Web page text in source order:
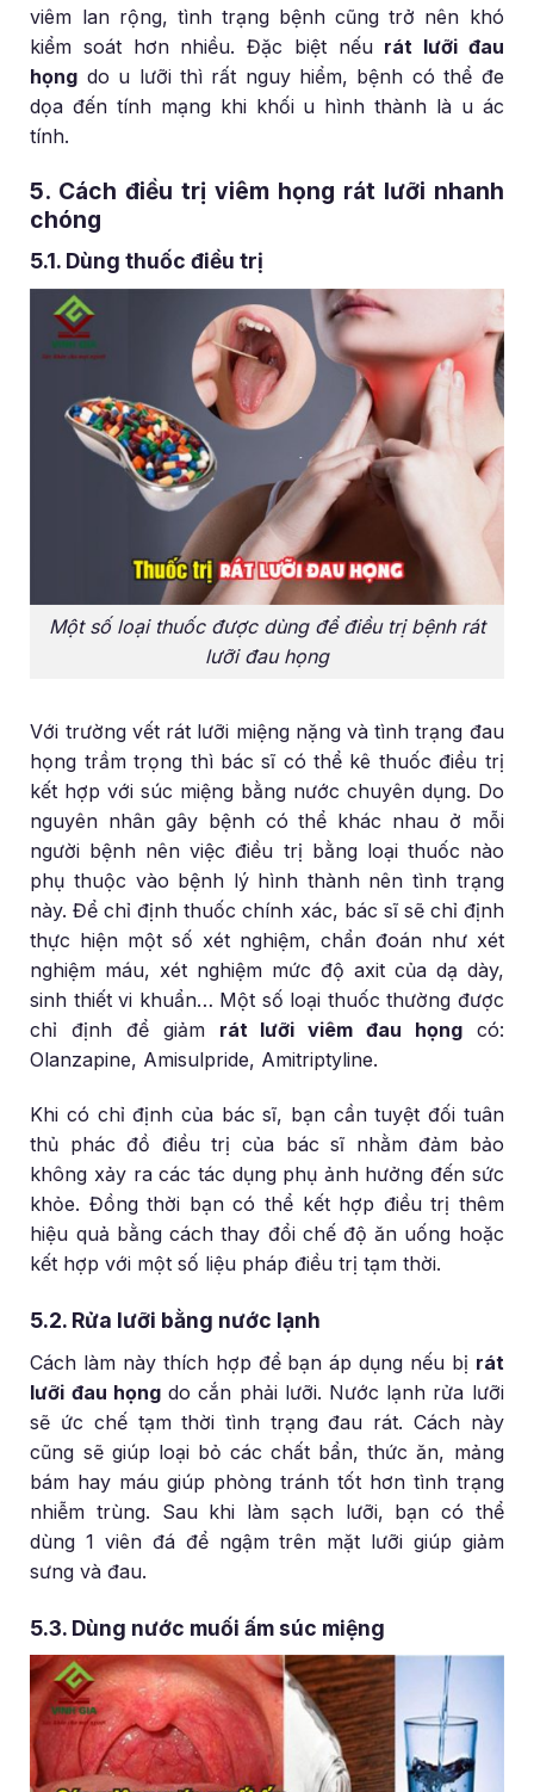
viêm lan rộng, tình trạng bệnh cũng trở nên khó
kiểm soát hơn nhiều. Đặc biệt nếu rát lưỡi đau
họng do u lưỡi thì rất nguy hiểm, bệnh có thể đe
dọa đến tính mạng khi khối u hình thành là u ác
tính.
5. Cách điều trị viêm họng rát lưỡi nhanh
chóng
5.1. Dùng thuốc điều trị
Một số loại thuốc được dùng để điều trị bệnh rát
lưỡi đau họng
Với trường vết rát lưỡi miệng nặng và tình trạng đau
họng trầm trọng thì bác sĩ có thể kê thuốc điều trị
kết hợp với súc miệng bằng nước chuyên dụng. Do
nguyên nhân gây bệnh có thể khác nhau ở mỗi
người bệnh nên việc điều trị bằng loại thuốc nào
phụ thuộc vào bệnh lý hình thành nên tình trạng
này. Để chỉ định thuốc chính xác, bác sĩ sẽ chỉ định
thực hiện một số xét nghiệm, chẩn đoán như xét
nghiệm máu, xét nghiệm mức độ axit của dạ dày,
sinh thiết vi khuẩn… Một số loại thuốc thường được
chỉ định để giảm rát lưỡi viêm đau họngcó:
Olanzapine, Amisulpride, Amitriptyline.
Khi có chỉ định của bác sĩ, bạn cần tuyệt đối tuân
thủ phác đồ điều trị của bác sĩ nhằm đảm bảo
không xảy ra các tác dụng phụ ảnh hưởng đến sức
khỏe. Đồng thời bạn có thể kết hợp điều trị thêm
hiệu quả bằng cách thay đổi chế độ ăn uống hoặc
kết hợp với một số liệu pháp điều trị tạm thời.
5.2. Rửa lưỡi bằng nước lạnh
Cách làm này thích hợp để bạn áp dụng nếu bị rát
lưỡi đau họngdo cắn phải lưỡi. Nước lạnh rửa lưỡi
sẽ ức chế tạm thời tình trạng đau rát. Cách này
cũng sẽ giúp loại bỏ các chất bẩn, thức ăn, mảng
bám hay máu giúp phòng tránh tốt hơn tình trạng
nhiễm trùng. Sau khi làm sạch lưỡi, bạn có thể
dùng 1 viên đá để ngậm trên mặt lưỡi giúp giảm
sưng và đau.
5.3. Dùng nước muối ấm súc miệng